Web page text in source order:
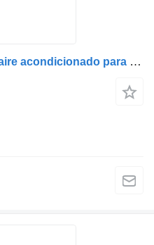
Conductă AC manguera de aire acondicionado para MAN cu coturi și racorduri, lungime aproximativă de 70 cm camión